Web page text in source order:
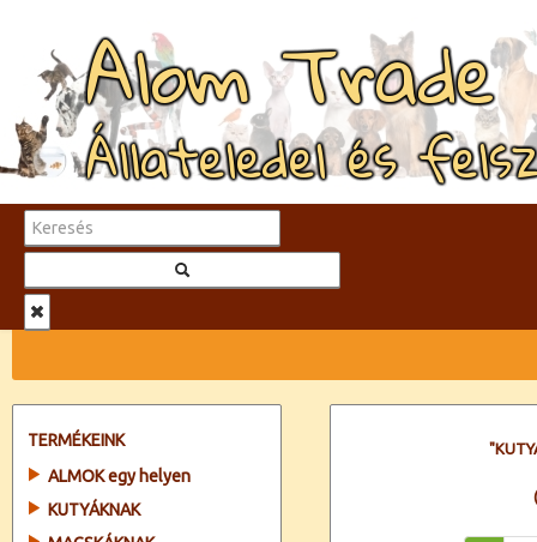
Alom Trade
Állateledel és
TERMÉKEINK
ALMOK egy helyen
KUTYÁKNAK